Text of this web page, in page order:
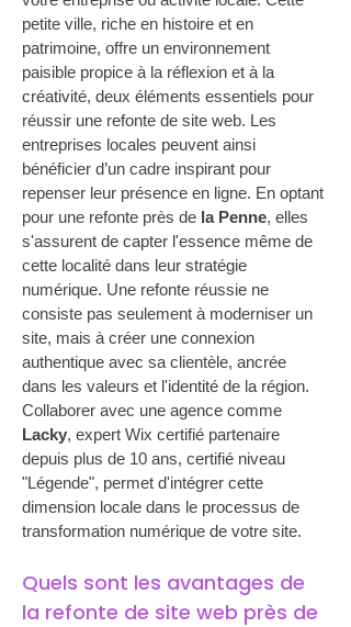
petite ville, riche en histoire et en
patrimoine, offre un environnement
paisible propice à la réflexion et à la
créativité, deux éléments essentiels pour
réussir une refonte de site web. Les
entreprises locales peuvent ainsi
bénéficier d’un cadre inspirant pour
repenser leur présence en ligne. En optant
pour une refonte près de la Penne, elles
s'assurent de capter l'essence même de
cette localité dans leur stratégie
numérique. Une refonte réussie ne
consiste pas seulement à moderniser un
site, mais à créer une connexion
authentique avec sa clientèle, ancrée
dans les valeurs et l'identité de la région.
Collaborer avec une agence comme
Lacky, expert Wix certifié partenaire
depuis plus de 10 ans, certifié niveau
"Légende", permet d'intégrer cette
dimension locale dans le processus de
transformation numérique de votre site.
Quels sont les avantages de
la refonte de site web près de